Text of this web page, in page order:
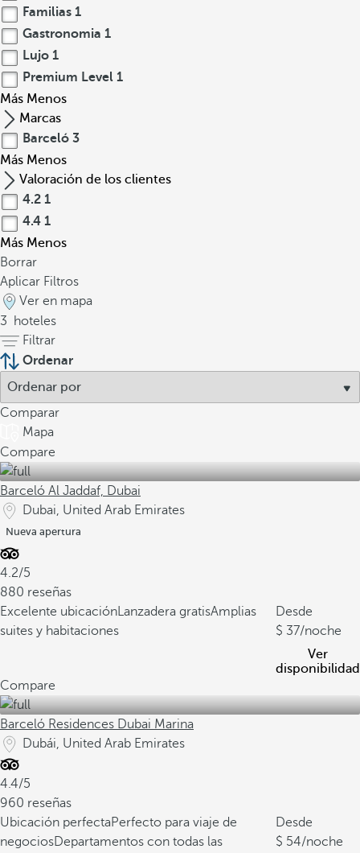
Familias 1
Gastronomia 1
Lujo 1
Premium Level 1
Más Menos
Marcas
Barceló 3
Más Menos
Valoración de los clientes
4.2 1
4.4 1
Más Menos
Borrar
Aplicar Filtros
Ver en mapa
3
hoteles
Filtrar
Ordenar
Comparar
Mapa
Compare
Barceló Al Jaddaf, Dubai
Dubai, United Arab Emirates
Nueva apertura
4.2/5
880 reseñas
Excelente ubicaciónLanzadera gratisAmplias
suites y habitaciones
Desde
37/noche
Ver
disponibilidad
Compare
Barceló Residences Dubai Marina
Dubái, United Arab Emirates
4.4/5
960 reseñas
Ubicación perfectaPerfecto para viaje de
negociosDepartamentos con todas las
Desde
54/noche